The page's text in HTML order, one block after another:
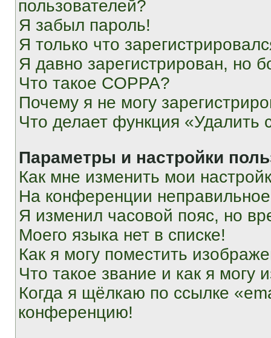
пользователей?
Я забыл пароль!
Я только что
Я давно зарегистрирован, но
Что такое COPPA?
Почему я не могу
Что делает функция «Удалить
Параметры и настройки
Как мне изменить мои
На конференции
Я изменил часовой пояс, но
Моего языка нет в списке!
Как я могу поместить
Что такое звание и как я могу
Когда я щёлкаю по ссылке
конференцию!